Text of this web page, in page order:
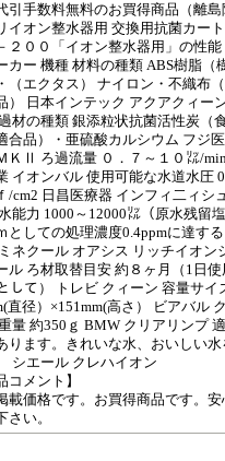
引手数料無料のお買得商品（離島
イオン整水器用 交換用抗菌カー
２００「イオン整水器用」の性能
カー 機種 材料の種類 ABS樹脂（
（エクタス） ナイロン・不織布
） 日本インテック アクアクィー
材の種類 銀添粒状抗菌活性炭（
合品）・亜硫酸カルシウム フジ
ＫⅡ ろ過流量 ０．７～１０㍑/
イオンバル 使用可能な水道水圧
/cm2 日昌医療器 インフィ二ィシ
能力 1000～12000㍑（原水残留
としての処理濃度0.4ppmに達す
ネクール オアシス リッチイオン
ル ろ材取替目安 約８ヶ月（1日
して） トレビ クィーン 容量サイ
直径）×151mm(高さ） ビアバル
量 約350ｇ BMW クリアリンプ
ります。きれいな水、おいしい
シエール クレハイオン
コメント】
載価格です。お買得商品です。
さい。